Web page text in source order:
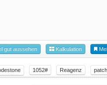
Kalkulation
gut aussehen
Reagenz
1052#